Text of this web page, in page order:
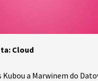
Cloud
Kubou a Marwinem do